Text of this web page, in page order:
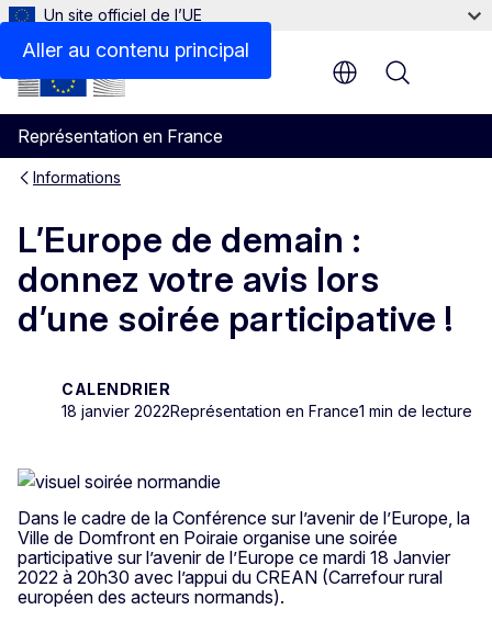
Aller au contenu principal
Un site officiel de l’UE
Représentation en France
Menu
Informations
L’Europe de demain :
donnez votre avis lors
d’une soirée participative !
CALENDRIER
18 janvier 2022Représentation en France1 min de lecture
Dans le cadre de la Conférence sur l’avenir de l’Europe, la
Ville de Domfront en Poiraie organise une soirée
participative sur l’avenir de l’Europe ce mardi 18 Janvier
2022 à 20h30 avec l’appui du CREAN (Carrefour rural
européen des acteurs normands).